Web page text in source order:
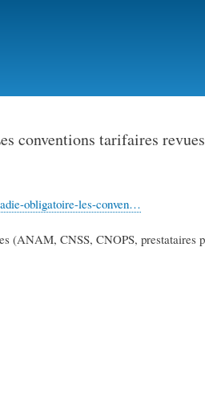
conventions tarifaires
obligatoire-les-conven…
(ANAM, CNSS, CNOPS, prestataires